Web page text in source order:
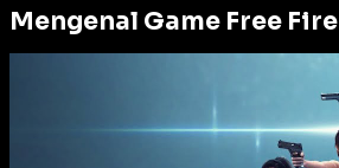
Mengenal Game Free Fire